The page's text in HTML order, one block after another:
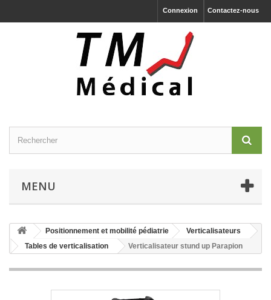
Contactez-nous
Connexion
MENU
Positionnement et mobilité pédiatrie
Verticalisateurs
Tables de verticalisation
Verticalisateur stund up Parapion